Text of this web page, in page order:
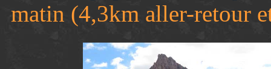
matin (4,3km aller-retour